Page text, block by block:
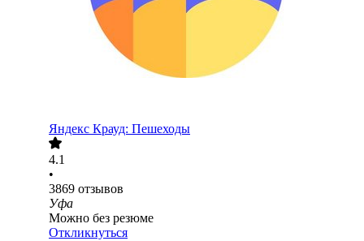
Яндекс Крауд: Пешеходы
4.1
•
3869 отзывов
Уфа
Можно без резюме
Откликнуться